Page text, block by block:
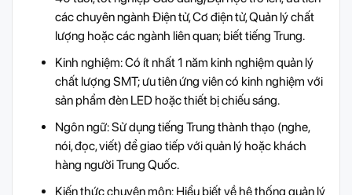
các chuyên ngành Điện tử, Cơ điện tử, Quản lý chất
lượng hoặc các ngành liên quan; biết tiếng Trung.
Kinh nghiệm: Có ít nhất 1 năm kinh nghiệm quản lý
chất lượng SMT; ưu tiên ứng viên có kinh nghiệm với
sản phẩm đèn LED hoặc thiết bị chiếu sáng.
Ngôn ngữ: Sử dụng tiếng Trung thành thạo (nghe,
nói, đọc, viết) để giao tiếp với quản lý hoặc khách
hàng người Trung Quốc.
Kiến thức chuyên môn: Hiểu biết về hệ thống quản lý